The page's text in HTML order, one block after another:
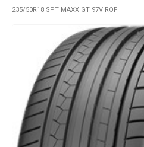
235/50R18 SPT MAXX GT 97V ROF